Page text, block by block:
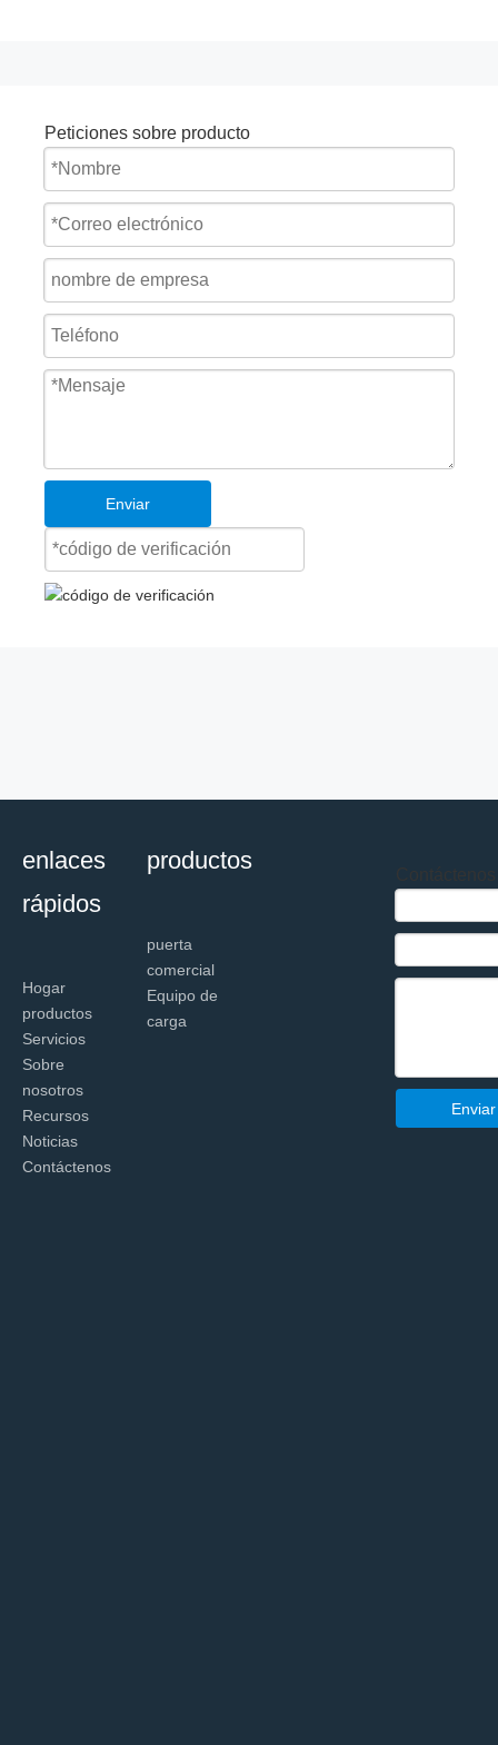
Peticiones sobre producto
Enviar
enlaces
rápidos
Hogar
productos
Servicios
Sobre
nosotros
Recursos
Noticias
Contáctenos
productos
puerta
comercial
Equipo de
carga
Enviar